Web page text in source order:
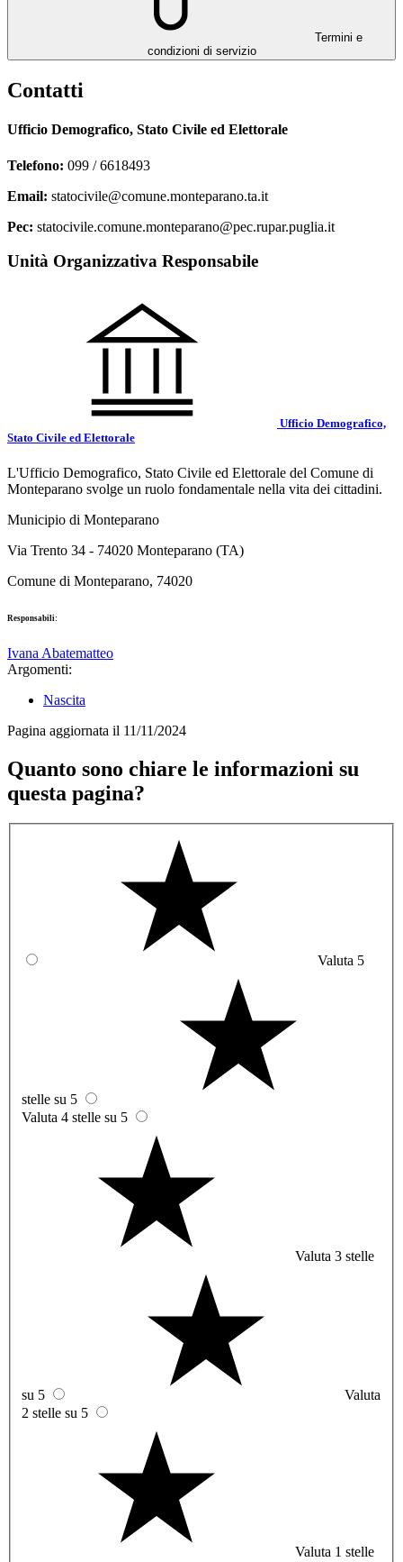
Termini e
condizioni di servizio
Contatti
Ufficio Demografico, Stato Civile ed Elettorale
Telefono: 099 / 6618493
Email: statocivile@comune.monteparano.ta.it
Pec: statocivile.comune.monteparano@pec.rupar.puglia.it
Unità Organizzativa Responsabile
Ufficio Demografico,
Stato Civile ed Elettorale
L'Ufficio Demografico, Stato Civile ed Elettorale del Comune di
Monteparano svolge un ruolo fondamentale nella vita dei cittadini.
Municipio di Monteparano
Via Trento 34 - 74020 Monteparano (TA)
Comune di Monteparano, 74020
Responsabili:
Ivana Abatematteo
Argomenti:
Nascita
Pagina aggiornata il 11/11/2024
Quanto sono chiare le informazioni su
questa pagina?
Valuta 5
stelle su 5
Valuta 4 stelle su 5
Valuta 3 stelle
su 5
Valuta
2 stelle su 5
Valuta 1 stelle